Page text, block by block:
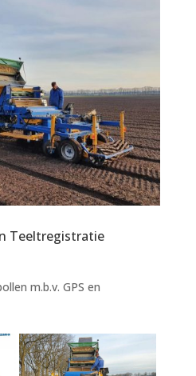
Teeltregistratie
m.b.v. GPS en